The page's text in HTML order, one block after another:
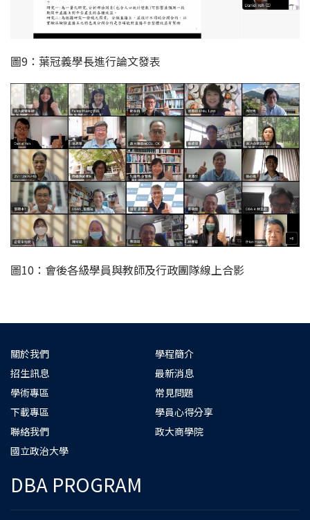
圖9：葉冠義學長進行論文發表
圖10：會後各級學員與教師及行政團隊線上合影
關於我們
學程簡介
招生訊息
最新消息
學術專區
常見問題
下載專區
學員心得分享
聯絡我們
政大商學院
國立政治大學
DBA PROGRAM